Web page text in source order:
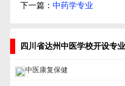
下一篇： 中药学专业
四川省达州中医学校开设专业
中医康复保健